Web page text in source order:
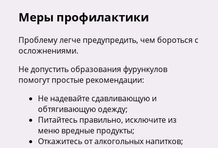
Меры профилактики
Проблему легче предупредить, чем бороться с
осложнениями.
Не допустить образования фурункулов
помогут простые рекомендации:
Не надевайте сдавливающую и
обтягивающую одежду;
Питайтесь правильно, исключите из
меню вредные продукты;
Откажитесь от алкогольных напитков;